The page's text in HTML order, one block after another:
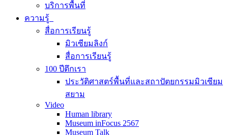
บริการพื้นที่
ความรู้
สื่อการเรียนรู้
มิวเซียมลิงก์
สื่อการเรียนรู้
100 ปีตึกเรา
ประวัติศาสตร์พื้นที่และสถาปัตยกรรมมิวเซียม
สยาม
Video
Human library
Museum inFocus 2567
Museum Talk